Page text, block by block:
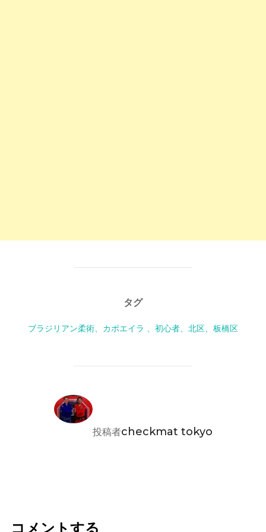
タグ
ブラジリアン柔術、カポエイラ 、初心者、北区、板橋区
投稿者checkmat tokyo
コメントする